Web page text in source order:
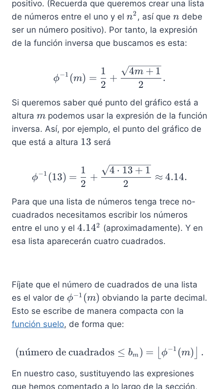
2
-
n
positivo. (Recuerda que queremos crear una lista
de números entre el uno y el n
^
2
n2 , así que n
n debe
ser un número positivo). Por tanto, la expresión
de la función inversa que buscamos es esta:
\phi^{-
ϕ−1 (m) =
2
1
+
2
4m + 1
.
Si queremos saber qué punto del gráfico está a
altura m
m podemos usar la expresión de la función
inversa. Así, por ejemplo, el punto del gráfico de
que está a altura 1
13 será
\phi^{-
ϕ−1 (13) =
2
1
+
2
4 ⋅ 13 + 1
≈ 4.14.
Para que una lista de números tenga trece no-
cuadrados necesitamos escribir los números
entre el uno y el 4
.
2
4.142 (aproximadamente). Y en
esa lista aparecerán cuatro cuadrados.
Fíjate que el número de cuadrados de una lista
es el valor de \
p
hi
1
(
ϕ−1 (m) obviando la parte decimal.
Esto se escribe de manera compacta con la
función suelo, de forma que:
(\text{número de
(nu
ˊmero de cuadrados ≤ bm ) = ϕ−1 (m) .
En nuestro caso, sustituyendo las expresiones
que hemos comentado a lo largo de la sección,